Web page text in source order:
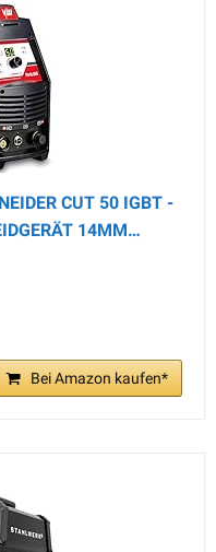
CUT 50 IGBT -
14MM…
Bei Amazon kaufen*